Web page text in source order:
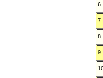
6.
7.
8.
9.